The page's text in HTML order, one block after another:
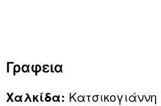
Γραφεια
Χαλκίδα: